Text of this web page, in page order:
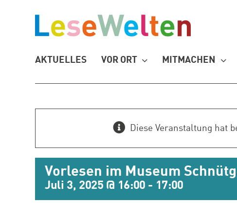
springen
AKTUELLES VOR ORT MITMACHEN
Diese Veranstaltung hat
Vorlesen im Museum
Juli 3, 2025 @ 16:00 - 17:00